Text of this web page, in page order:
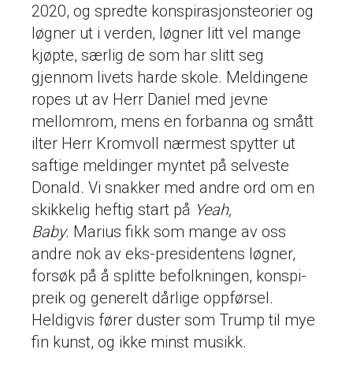
2020, og spredte konspirasjonsteorier og
løgner ut i verden, løgner litt vel mange
kjøpte, særlig de som har slitt seg
gjennom livets harde skole. Meldingene
ropes ut av Herr Daniel med jevne
mellomrom, mens en forbanna og smått
ilter Herr Kromvoll nærmest spytter ut
saftige meldinger myntet på selveste
Donald. Vi snakker med andre ord om en
skikkelig heftig start på Yeah,
Baby. Marius fikk som mange av oss
andre nok av eks-presidentens løgner,
forsøk på å splitte befolkningen, konspi-
preik og generelt dårlige oppførsel.
Heldigvis fører duster som Trump til mye
fin kunst, og ikke minst musikk.